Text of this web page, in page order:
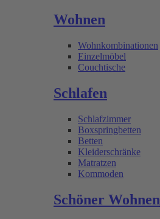
Wohnen
Wohnkombinationen
Einzelmöbel
Couchtische
Schlafen
Schlafzimmer
Boxspringbetten
Betten
Kleiderschränke
Matratzen
Kommoden
Schöner Wohnen